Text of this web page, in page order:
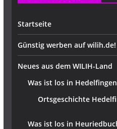
Startseite
Günstig werben auf wilih.de!
Neues aus dem WILIH-Land
Was ist los in
Ortsgeschichte
Was ist los in